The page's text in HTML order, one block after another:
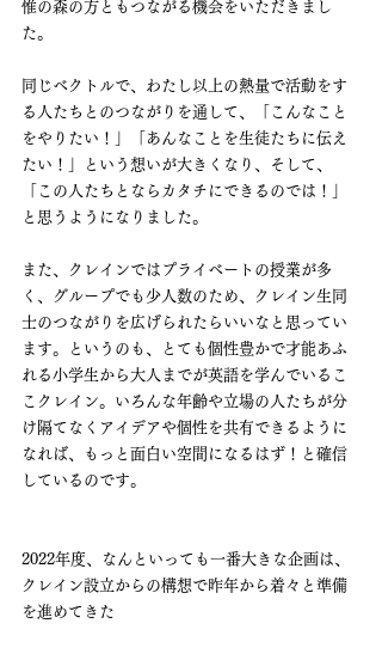
惟の森の方ともつながる機会をいただきまし
た。
同じベクトルで、わたし以上の熱量で活動をす
る人たちとのつながりを通して、「こんなこと
をやりたい！」「あんなことを生徒たちに伝え
たい！」という想いが大きくなり、そして、
「この人たちとならカタチにできるのでは！」
と思うようになりました。
また、クレインではプライベートの授業が多
く、グループでも少人数のため、クレイン生同
士のつながりを広げられたらいいなと思ってい
ます。というのも、とても個性豊かで才能あふ
れる小学生から大人までが英語を学んでいるこ
こクレイン。いろんな年齢や立場の人たちが分
け隔てなくアイデアや個性を共有できるように
なれば、もっと面白い空間になるはず！と確信
しているのです。
2022年度、なんといっても一番大きな企画は、
クレイン設立からの構想で昨年から着々と準備
を進めてきた